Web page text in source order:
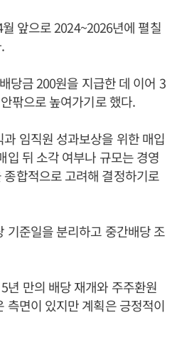
앞으로 2024~2026년에 펼칠
당금 200원을 지급한 데 이어 3
팎으로 높여가기로 했다.
임직원 성과보상을 위한 매입
입 뒤 소각 여부나 규모는 경영
합적으로 고려해 결정하기로
기준일을 분리하고 중간배당 조
년 만의 배당 재개와 주주환원
측면이 있지만 계획은 긍정적이